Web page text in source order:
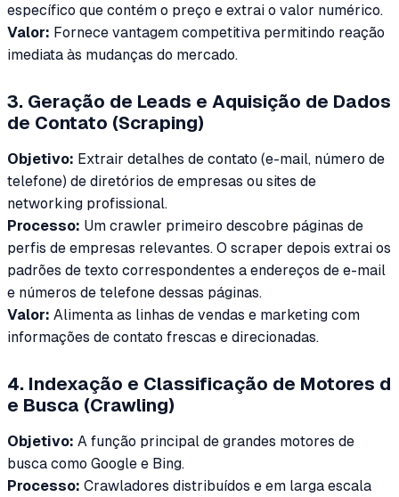
específico que contém o preço e extrai o valor numérico.
Valor: Fornece vantagem competitiva permitindo reação
imediata às mudanças do mercado.
3. Geração de Leads e Aquisição de Dados
de Contato (Scraping)
Objetivo: Extrair detalhes de contato (e-mail, número de
telefone) de diretórios de empresas ou sites de
networking profissional.
Processo: Um crawler primeiro descobre páginas de
perfis de empresas relevantes. O scraper depois extrai os
padrões de texto correspondentes a endereços de e-mail
e números de telefone dessas páginas.
Valor: Alimenta as linhas de vendas e marketing com
informações de contato frescas e direcionadas.
4. Indexação e Classificação de Motores d
e Busca (Crawling)
Objetivo: A função principal de grandes motores de
busca como Google e Bing.
Processo: Crawladores distribuídos e em larga escala